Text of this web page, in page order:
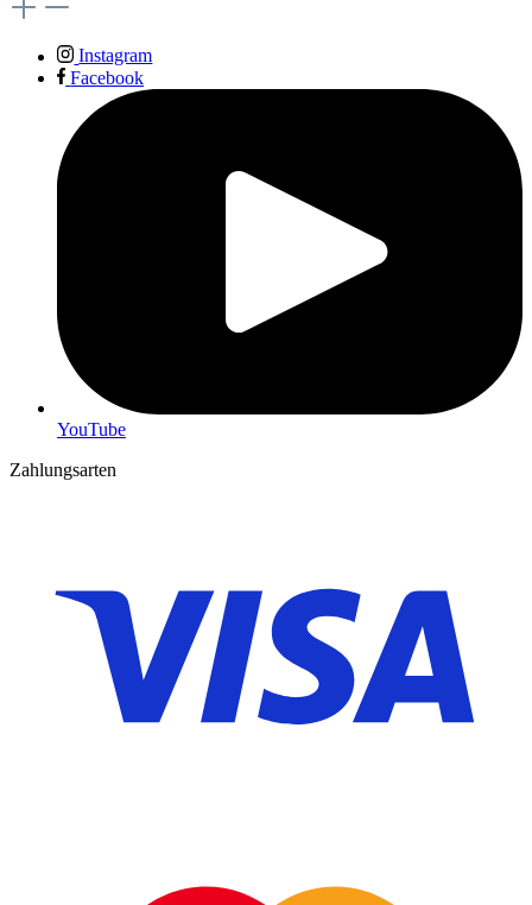
Instagram
Facebook
YouTube
Zahlungsarten